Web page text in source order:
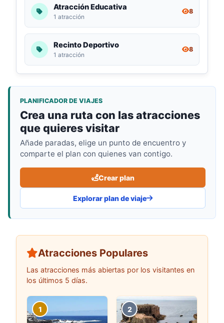
Atracción Educativa
1 atracción
8
Recinto Deportivo
1 atracción
8
PLANIFICADOR DE VIAJES
Crea una ruta con las atracciones
que quieres visitar
Añade paradas, elige un punto de encuentro y
comparte el plan con quienes van contigo.
Crear plan
Explorar plan de viaje
Atracciones Populares
Las atracciones más abiertas por los visitantes en
los últimos 5 días.
1 2